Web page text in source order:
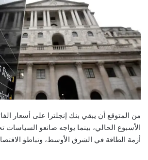
من المتوقع أن يبقي بنك إنجلترا على أسعار
الأسبوع الحالي، بينما يواجه صانعو السياسات
أزمة الطاقة في الشرق الأوسط، وتباطؤ